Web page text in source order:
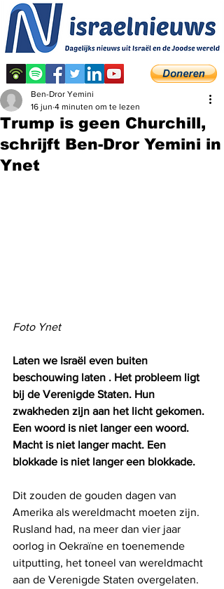
Trump is geen Churchill,
schrijft Ben-Dror Yemini in
Ynet
Ben-Dror Yemini
16 jun 4 minuten om te lezen
Foto Ynet
Laten we Israël even buiten
beschouwing laten . Het probleem ligt
bij de Verenigde Staten. Hun
zwakheden zijn aan het licht gekomen.
Een woord is niet langer een woord.
Macht is niet langer macht. Een
blokkade is niet langer een blokkade.
Dit zouden de gouden dagen van
Amerika als wereldmacht moeten zijn.
Rusland had, na meer dan vier jaar
oorlog in Oekraïne en toenemende
uitputting, het toneel van wereldmacht
aan de Verenigde Staten overgelaten.